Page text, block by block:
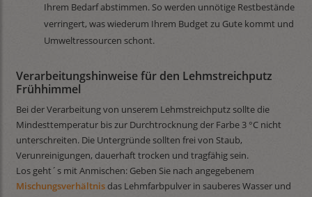
Ihrem Bedarf abstimmen. So werden unnötige Restbestände
verringert, was wiederum Ihrem Budget zu Gute kommt und
Umweltressourcen schont.
Verarbeitungshinweise für den Lehmstreichputz
Frühhimmel
Bei der Verarbeitung von unserem Lehmstreichputz sollte die
Mindesttemperatur bis zur Durchtrocknung der Farbe 3 °C nicht
unterschreiten. Die Untergründe sollten frei von Staub,
Verunreinigungen, dauerhaft trocken und tragfähig sein.
Los geht´s mit Anmischen: Geben Sie nach angegebenem
Mischungsverhältnis das Lehmfarbpulver in sauberes Wasser und